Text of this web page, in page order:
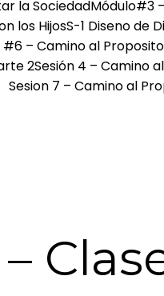
la SociedadMódulo#3
los HijosS-1 Diseno de
#6 – Camino al
2Sesión 4 – Camino
Sesion 7 – Camino al